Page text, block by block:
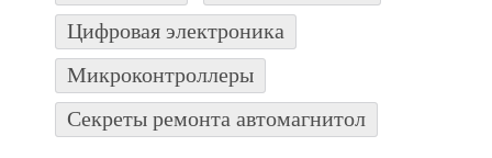
Цифровая электроника
Микроконтроллеры
Секреты ремонта автомагнитол